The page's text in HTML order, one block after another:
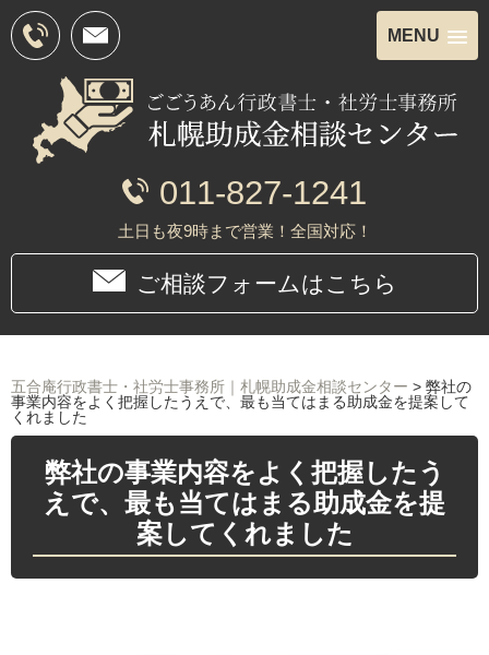
MENU
011-827-1241
土日も夜9時まで営業！全国対応！
ご相談フォームはこちら
五合庵行政書士・社労士事務所｜札幌助成金相談センター > 弊社の
事業内容をよく把握したうえで、最も当てはまる助成金を提案して
くれました
弊社の事業内容をよく把握したう
えで、最も当てはまる助成金を提
案してくれました